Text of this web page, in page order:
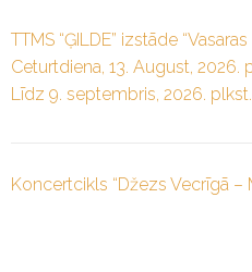
TTMS “ĢILDE” izstāde “Vasaras
Ceturtdiena, 13. August, 2026.
Līdz 9. septembris, 2026.
Koncertcikls “Džezs Vecrīgā –